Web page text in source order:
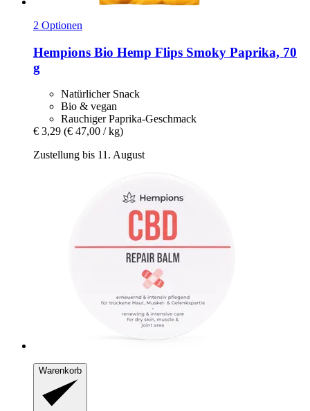
2 Optionen
Hempions Bio Hemp Flips Smoky Paprika, 70
g
Natürlicher Snack
Bio & vegan
Rauchiger Paprika-Geschmack
€ 3,29 (€ 47,00 / kg)
Zustellung bis 11. August
Warenkorb